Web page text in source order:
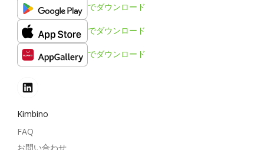
でダウンロード
でダウンロード
でダウンロード
Kimbino
FAQ
お問い合わせ